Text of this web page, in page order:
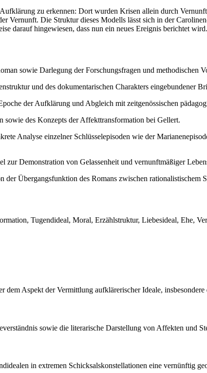
zu erkennen: Dort wurden Krisen allein durch
Vernunft. Die Struktur dieses Modells lässt sich in der
darauf hingewiesen, dass nun ein neues Ereignis berichtet wird.
sowie Darlegung der Forschungsfragen und methodischen
und des dokumentarischen Charakters eingebundener
der Aufklärung und Abgleich mit zeitgenössischen
des Konzepts der Affekttransformation bei Gellert.
Analyse einzelner Schlüsselepisoden wie der
zur Demonstration von Gelassenheit und vernunftmäßiger
der Übergangsfunktion des Romans zwischen rationalistischem
Tugendideal, Moral, Erzählstruktur, Liebesideal, Ehe,
Aspekt der Vermittlung aufklärerischer Ideale,
sowie die literarische Darstellung von Affekten und
in extremen Schicksalskonstellationen eine vernünftig